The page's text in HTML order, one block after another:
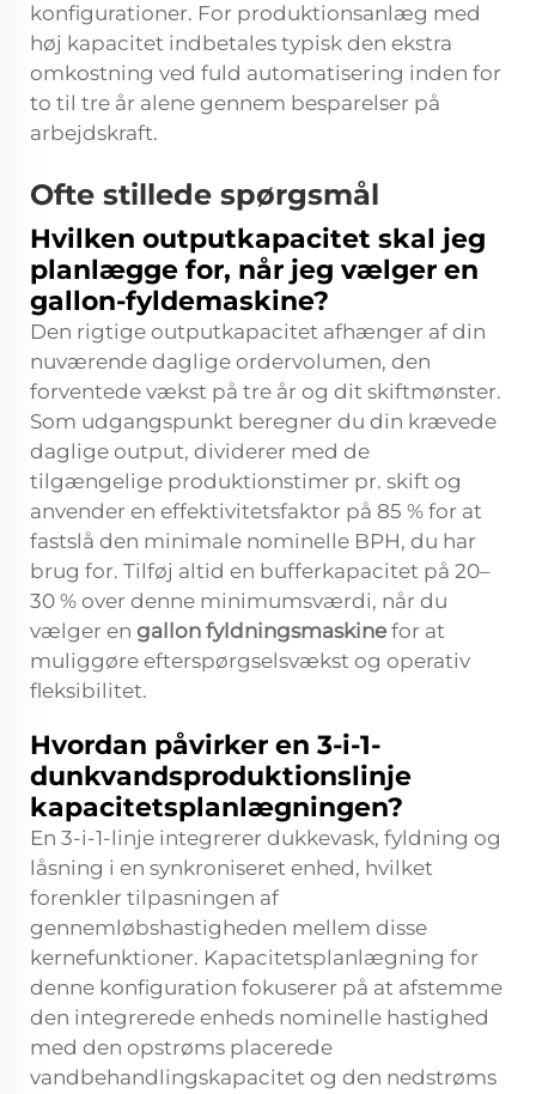
konfigurationer. For produktionsanlæg med
høj kapacitet indbetales typisk den ekstra
omkostning ved fuld automatisering inden for
to til tre år alene gennem besparelser på
arbejdskraft.
Ofte stillede spørgsmål
Hvilken outputkapacitet skal jeg
planlægge for, når jeg vælger en
gallon-fyldemaskine?
Den rigtige outputkapacitet afhænger af din
nuværende daglige ordervolumen, den
forventede vækst på tre år og dit skiftmønster.
Som udgangspunkt beregner du din krævede
daglige output, dividerer med de
tilgængelige produktionstimer pr. skift og
anvender en effektivitetsfaktor på 85 % for at
fastslå den minimale nominelle BPH, du har
brug for. Tilføj altid en bufferkapacitet på 20–
30 % over denne minimumsværdi, når du
vælger en gallon fyldningsmaskine for at
muliggøre efterspørgselsvækst og operativ
fleksibilitet.
Hvordan påvirker en 3-i-1-
dunkvandsproduktionslinje
kapacitetsplanlægningen?
En 3-i-1-linje integrerer dukkevask, fyldning og
låsning i en synkroniseret enhed, hvilket
forenkler tilpasningen af
gennemløbshastigheden mellem disse
kernefunktioner. Kapacitetsplanlægning for
denne konfiguration fokuserer på at afstemme
den integrerede enheds nominelle hastighed
med den opstrøms placerede
vandbehandlingskapacitet og den nedstrøms